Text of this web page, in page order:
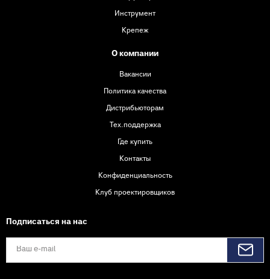
Инструмент
Крепеж
О компании
Вакансии
Политика качества
Дистрибьюторам
Тех.поддержка
Где купить
Контакты
Конфиденциальность
Клуб проектировщиков
Подписаться на нас